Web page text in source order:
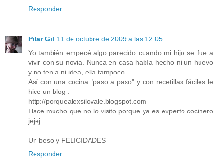
Responder
Pilar Gil 11 de octubre de 2009 a las 12:05
Yo también empecé algo parecido cuando mi hijo se fue a
vivir con su novia. Nunca en casa había hecho ni un huevo
y no tenía ni idea, ella tampoco.
Así con una cocina "paso a paso" y con recetillas fáciles le
hice un blog :
http://porquealexsilovale.blogspot.com
Hace mucho que no lo visito porque ya es experto cocinero
jejej.
Un beso y FELICIDADES
Responder